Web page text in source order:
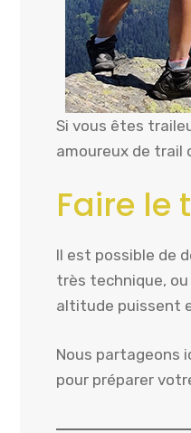
Si vous êtes
amoureux de trail
Faire le
Il est possible de
très technique, ou
altitude puissent
Nous partageons
pour préparer